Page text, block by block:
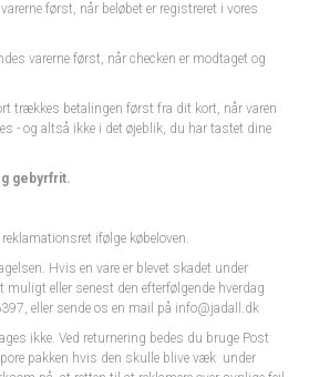
først, når beløbet er registreret i vores
varerne først, når checken er modtaget og
trækkes betalingen først fra dit kort, når varen
- og altså ikke i det øjeblik, du har tastet dine
gebyrfrit.
ifølge købeloven.
Hvis en vare er blevet skadet under
eller senest den efterfølgende hverdag
eller sende os en mail på info@jadall.dk
ikke. Ved returnering bedes du bruge Post
pakken hvis den skulle blive væk under